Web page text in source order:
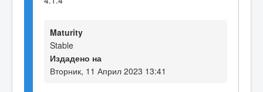
Maturity
Stable
Издадено на
Вторник, 11 Април 2023 13:41